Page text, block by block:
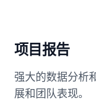
项目报告
强大的数据分析
展和团队表现。